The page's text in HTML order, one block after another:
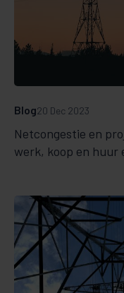
Netcongestie en
werk, koop en huur
Blog20 Dec 2023